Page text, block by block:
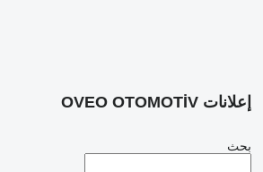
إعلانات OVEO OTOMOTİV
بحث